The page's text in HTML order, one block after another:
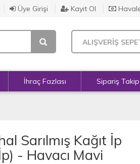
Üye Girişi Kayıt Ol
ALIŞVERİŞ
İhraç Fazlası Sipariş Takip
Sarılmış Kağıt İp
- Havacı Mavi